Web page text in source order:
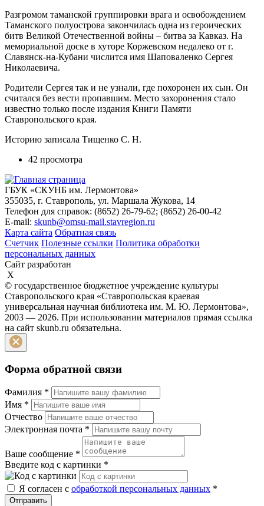
Разгромом таманской группировки врага и освобождением
Таманского полуострова закончилась одна из героических
битв Великой Отечественной войны – битва за Кавказ. На
мемориальной доске в хуторе Коржевском недалеко от г.
Славянск-на-Кубани числится имя Шаповаленко Сергея
Николаевича.
Родители Сергея так и не узнали, где похоронен их сын. Он
считался без вести пропавшим. Место захоронения стало
известно только после издания Книги Памяти
Ставропольского края.
Историю записала Тищенко С. Н.
42 просмотра
ГБУК «СКУНБ им. Лермонтова»
355035, г. Ставрополь, ул. Маршала Жукова, 14
Телефон для справок: (8652) 26-79-62; (8652) 26-00-42
E-mail: skunb@omsu-mail.stavregion.ru
Карта сайта Обратная связь
Счетчик Полезные ссылки Политика обработки
персональных данных
Сайт разработан
X
© государственное бюджетное учреждение культуры
Ставропольского края «Ставропольская краевая
универсальная научная библиотека им. М. Ю. Лермонтова»,
2003 — 2026. При использовании материалов прямая ссылка
на сайт skunb.ru обязательна.
Форма обратной связи
Фамилия *
Имя *
Отчество
Электронная почта *
Ваше сообщение *
Введите код с картинки *
Я согласен с обработкой персональных данных *
Отправить